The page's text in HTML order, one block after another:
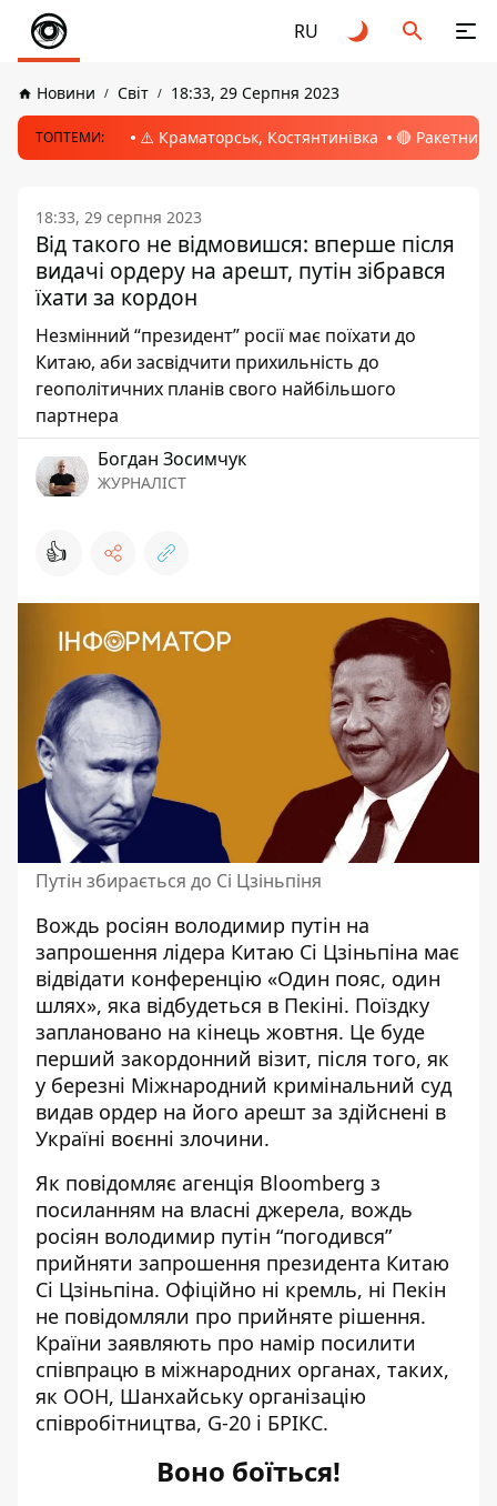
RU
Новини Світ 18:33, 29 Серпня 2023
ТОПТЕМИ: ⚠️ Краматорськ, Костянтинівка 🔴 Ракетний
18:33, 29 серпня 2023
Від такого не відмовишся: вперше після
видачі ордеру на арешт, путін зібрався
їхати за кордон
Незмінний “президент” росії має поїхати до
Китаю, аби засвідчити прихильність до
геополітичних планів свого найбільшого
партнера
Богдан Зосимчук
ЖУРНАЛІСТ
👍
Путін збирається до Сі Цзіньпіня
Вождь росіян володимир путін на
запрошення лідера Китаю Сі Цзіньпіна має
відвідати конференцію «Один пояс, один
шлях», яка відбудеться в Пекіні. Поїздку
заплановано на кінець жовтня. Це буде
перший закордонний візит, після того, як
у березні Міжнародний кримінальний суд
видав ордер на його арешт за здійснені в
Україні воєнні злочини.
Як повідомляє агенція Bloomberg з
посиланням на власні джерела, вождь
росіян володимир путін “погодився”
прийняти запрошення президента Китаю
Сі Цзіньпіна. Офіційно ні кремль, ні Пекін
не повідомляли про прийняте рішення.
Країни заявляють про намір посилити
співпрацю в міжнародних органах, таких,
як ООН, Шанхайську організацію
співробітництва, G-20 і БРІКС.
Воно боїться!